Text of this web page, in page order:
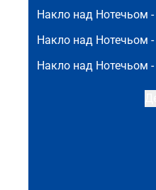
Накло над Нотечьом -
Накло над Нотечьом -
Накло над Нотечьом -